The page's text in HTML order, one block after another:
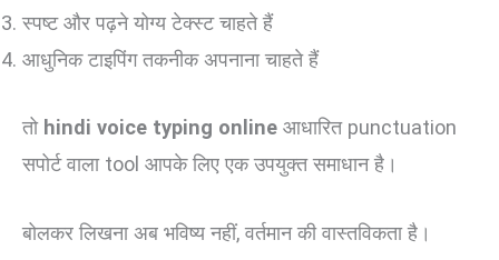
स्पष्ट और पढ़ने योग्य टेक्स्ट चाहते हैं
आधुनिक टाइपिंग तकनीक अपनाना चाहते हैं
तो hindi voice typing online आधारित punctuation
सपोर्ट वाला tool आपके लिए एक उपयुक्त समाधान है।
बोलकर लिखना अब भविष्य नहीं, वर्तमान की वास्तविकता है।